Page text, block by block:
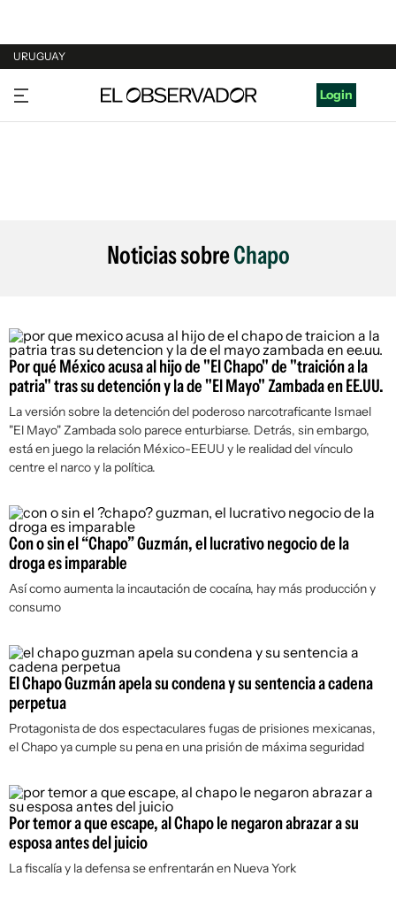
URUGUAY
URUGUAY
ARGENTINA
Login
Noticias sobreChapo
Por qué México acusa al hijo de "El Chapo" de "traición a la
patria" tras su detención y la de "El Mayo" Zambada en EE.UU.
La versión sobre la detención del poderoso narcotraficante Ismael
"El Mayo" Zambada solo parece enturbiarse. Detrás, sin embargo,
está en juego la relación México-EEUU y le realidad del vínculo
centre el narco y la política.
Con o sin el “Chapo” Guzmán, el lucrativo negocio de la
droga es imparable
Así como aumenta la incautación de cocaína, hay más producción y
consumo
El Chapo Guzmán apela su condena y su sentencia a cadena
perpetua
Protagonista de dos espectaculares fugas de prisiones mexicanas,
el Chapo ya cumple su pena en una prisión de máxima seguridad
Por temor a que escape, al Chapo le negaron abrazar a su
esposa antes del juicio
La fiscalía y la defensa se enfrentarán en Nueva York